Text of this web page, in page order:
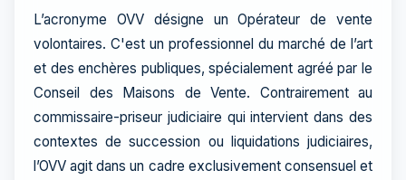
L’acronyme OVV désigne un Opérateur de vente
volontaires. C'est un professionnel du marché de l’art
et des enchères publiques, spécialement agréé par le
Conseil des Maisons de Vente. Contrairement au
commissaire-priseur judiciaire qui intervient dans des
contextes de succession ou liquidations judiciaires,
l’OVV agit dans un cadre exclusivement consensuel et